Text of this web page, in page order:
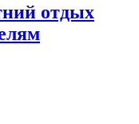
отдых